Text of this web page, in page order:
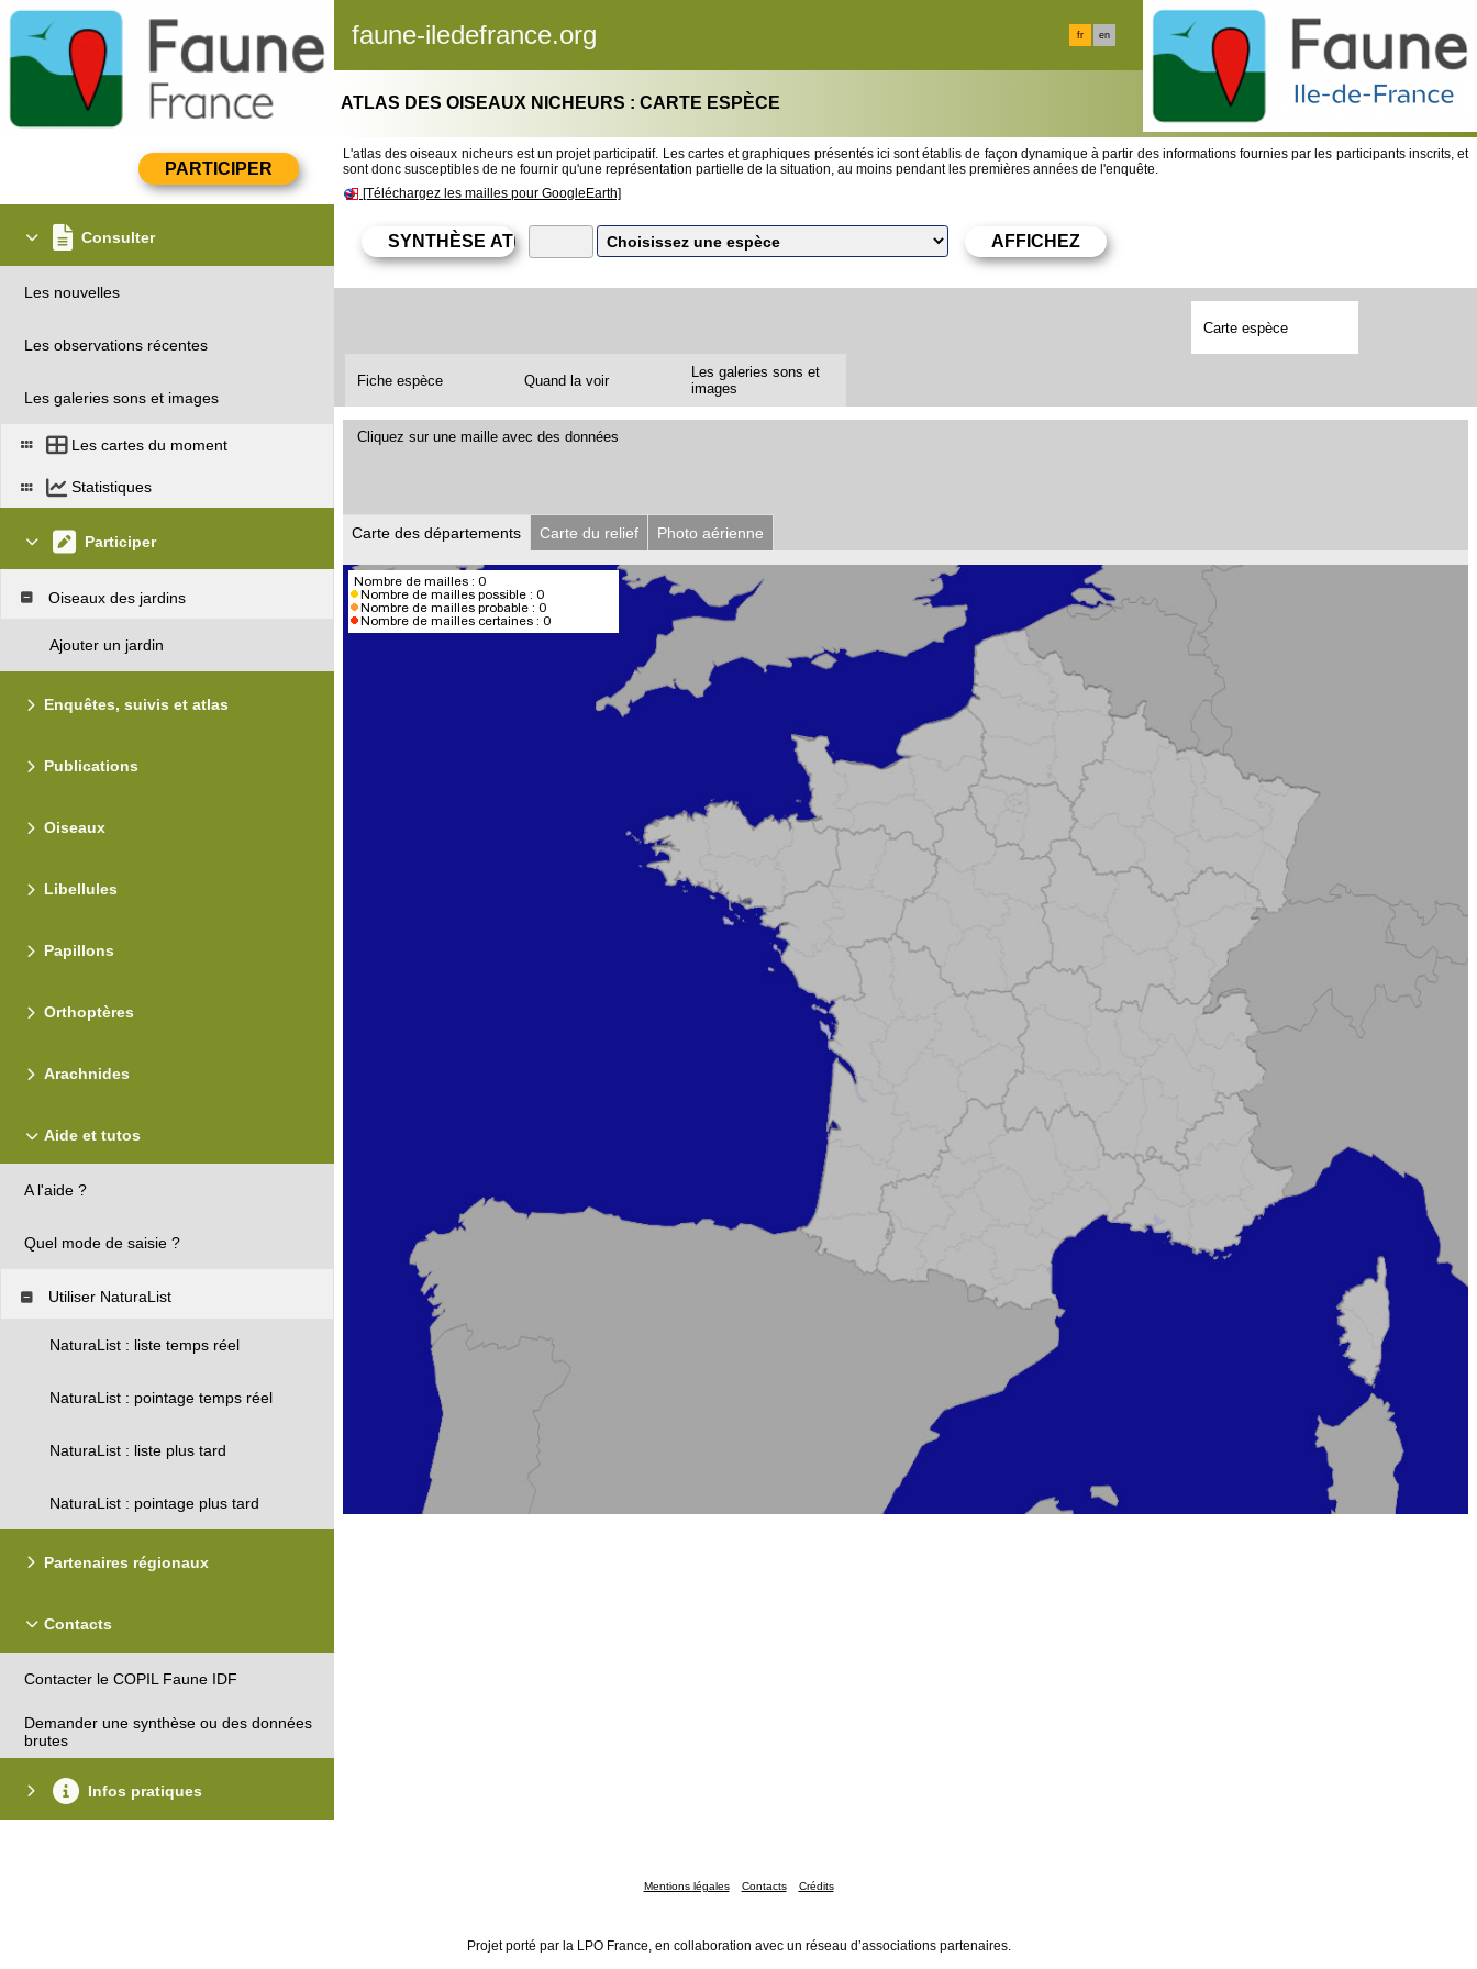
faune-iledefrance.org fr en
Consulter
Les nouvelles
Les observations récentes
Les galeries sons et images
Les cartes du moment
Statistiques
Participer
Oiseaux des jardins
Ajouter un jardin
Enquêtes, suivis et atlas
Publications
Oiseaux
Libellules
Papillons
Orthoptères
Arachnides
Aide et tutos
A l'aide ?
Quel mode de saisie ?
Utiliser NaturaList
NaturaList : liste temps réel
NaturaList : pointage temps réel
NaturaList : liste plus tard
NaturaList : pointage plus tard
Partenaires régionaux
Contacts
Contacter le COPIL Faune IDF
Demander une synthèse ou des données
brutes
Infos pratiques
ATLAS DES OISEAUX NICHEURS : CARTE ESPÈCE
L'atlas des oiseaux nicheurs est un projet participatif. Les cartes et graphiques présentés ici sont établis de façon dynamique à partir des informations fournies par les participants inscrits, et
sont donc susceptibles de ne fournir qu'une représentation partielle de la situation, au moins pendant les premières années de l'enquête.
[Téléchargez les mailles pour GoogleEarth]
Carte espèce
Fiche espèce Quand la voir
Les galeries sons et
images
Cliquez sur une maille avec des données
Carte des départements Carte du relief Photo aérienne
Mentions légales Contacts Crédits
Projet porté par la LPO France, en collaboration avec un réseau d’associations partenaires.